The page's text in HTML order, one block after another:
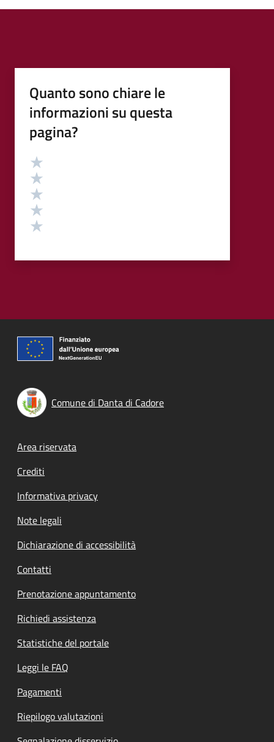
Quanto sono chiare le
informazioni su questa
pagina?
Valutazione
Comune di Danta di Cadore
Footer menu
Area riservata
Crediti
Informativa privacy
Note legali
Dichiarazione di accessibilità
Contatti
Prenotazione appuntamento
Richiedi assistenza
Statistiche del portale
Leggi le FAQ
Pagamenti
Riepilogo valutazioni